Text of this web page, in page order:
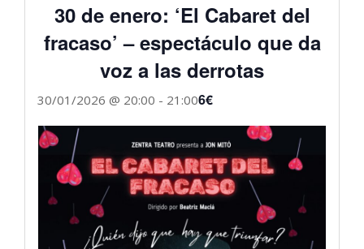
30 de enero: ‘El Cabaret del
fracaso’ – espectáculo que da
voz a las derrotas
30/01/2026 @ 20:00 - 21:006€